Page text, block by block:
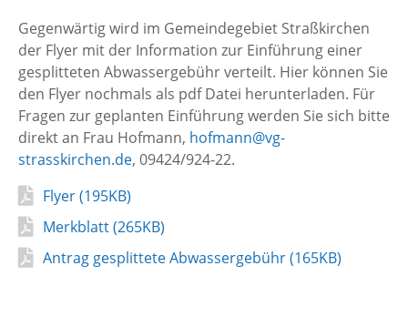
Gegenwärtig wird im Gemeindegebiet Straßkirchen
der Flyer mit der Information zur Einführung einer
gesplitteten Abwassergebühr verteilt. Hier können Sie
den Flyer nochmals als pdf Datei herunterladen. Für
Fragen zur geplanten Einführung werden Sie sich bitte
direkt an Frau Hofmann, hofmann@vg-
strasskirchen.de, 09424/924-22.
PDF
Auflistung
überspringen
Flyer (195KB)
Merkblatt (265KB)
Antrag gesplittete Abwassergebühr (165KB)